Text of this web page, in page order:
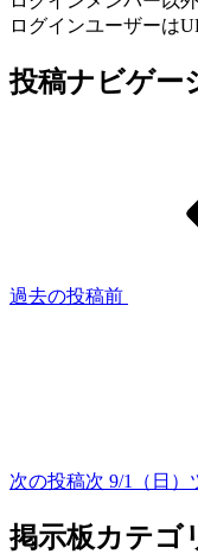
ログインユーザーは
投稿ナビゲー
過去の投稿前
次の投稿次 9/1（日）
掲示板カテゴ